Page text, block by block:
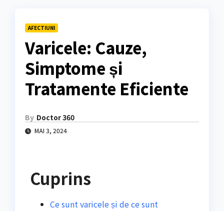
AFECTIUNI
Varicele: Cauze,
Simptome și
Tratamente Eficiente
By Doctor 360
MAI 3, 2024
Cuprins
Ce sunt varicele și de ce sunt